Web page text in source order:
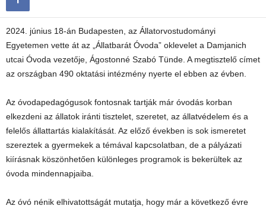
2024. június 18-án Budapesten, az Állatorvostudományi
Egyetemen vette át az „Állatbarát Óvoda” oklevelet a Damjanich
utcai Óvoda vezetője, Ágostonné Szabó Tünde. A megtisztelő címet
az országban 490 oktatási intézmény nyerte el ebben az évben.
Az óvodapedagógusok fontosnak tartják már óvodás korban
elkezdeni az állatok iránti tisztelet, szeretet, az állatvédelem és a
felelős állattartás kialakítását. Az előző években is sok ismeretet
szereztek a gyermekek a témával kapcsolatban, de a pályázati
kiírásnak köszönhetően különleges programok is bekerültek az
óvoda mindennapjaiba.
Az óvó nénik elhivatottságát mutatja, hogy már a következő évre